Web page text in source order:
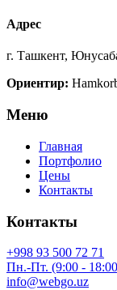
Адрес
г. Ташкент,
Ориентир:
Меню
Главная
Портфолио
Цены
Контакты
Контакты
+998 93 500 72 71
Пн.-Пт. (9:00 -
info@webgo.uz